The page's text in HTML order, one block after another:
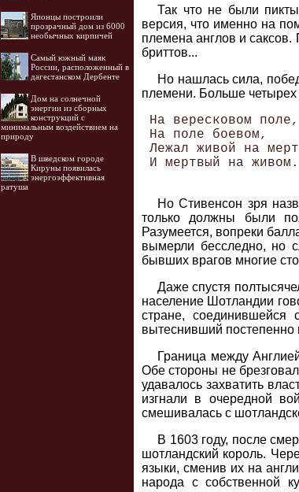
Японцы построили
прозрачный дом из 6000
необычных кирпичей
Самый южный маяк
России, расположенный в
дагестанском Дербенте
Дом на солнечной
энергии из сборных
конструкций с
минимальным воздействием на
природу
В шведском городе
Кируны появилась
энергоэффективная
ратуша
Так что не были
версия, что именно на
племена англов и саксов.
бриттов...
Но нашлась сила,
племени. Больше четырех
На вересковом поле,
На поле боевом,
Лежал живой на
И мертвый на
Но Стивенсон зря
только должны были
Разумеется, вопреки
вымерли бесследно, но
бывших врагов многие
Даже спустя
население Шотландии
стране,
вытеснивший постепенно
Граница между
Обе стороны не
удавалось захватить
изгнали в очередной
смешивалась с
В 1603 году, после
шотландский король.
языки, сменив их на
народа с собственной